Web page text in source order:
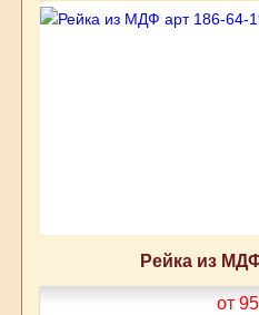
Рейка из
от